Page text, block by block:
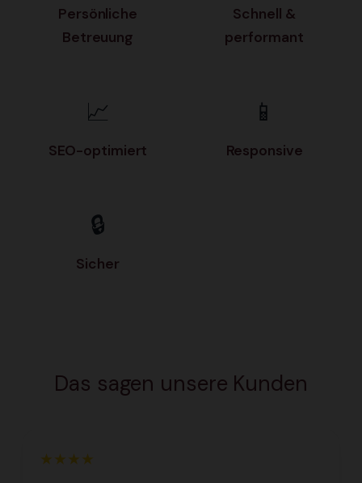
Persönliche
Betreuung
Schnell &
performant
📈
SEO-optimiert
📱
Responsive
🔒
Sicher
Das sagen unsere Kunden
★★★★